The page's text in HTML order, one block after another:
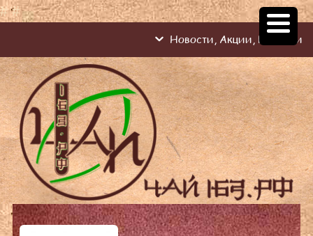
# #
Новости, Акции, Новинки